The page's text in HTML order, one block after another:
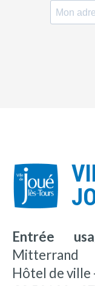
Entrée
Mitterrand
Hôtel de ville